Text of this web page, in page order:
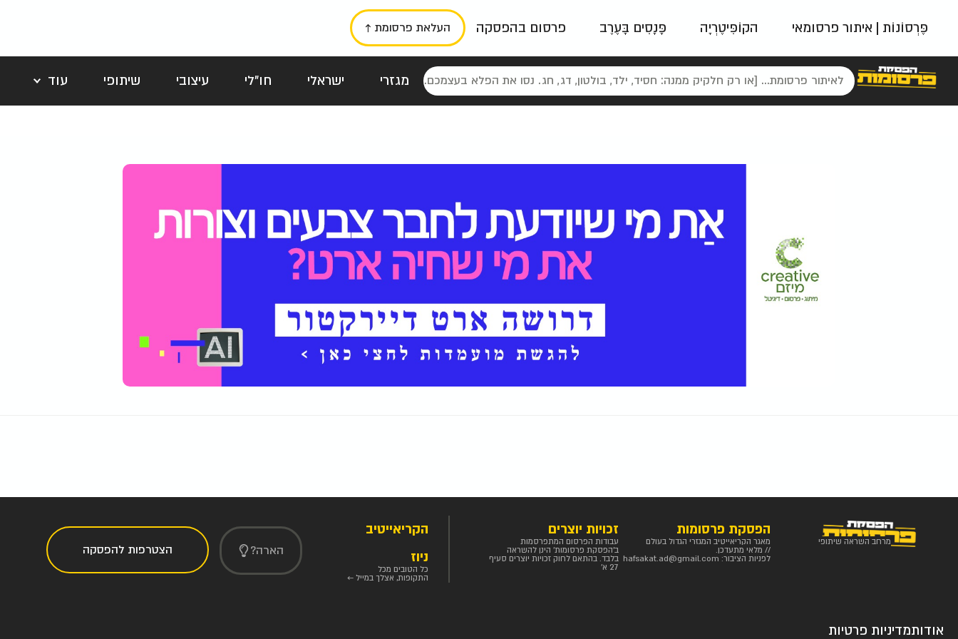
פֶּרְסוֹנוֹת | איתור פרסומאי הקוֹפִּיטֶרְיָה פָּנָסִים בָּעֶרֶב פרסום בהפסקה העלאת פרסומת ↑
מגזרי ישראלי חו"לי עיצובי שיתופי
עוד
פאשן
ניינטיז נוסטלגי כרזות טיפוגרפי
מרחב השראה שיתופי
הפסקת פרסומות
מאגר הקריאייטיב המגזרי הגדול בעולם
// מלאי מתעדכן.
לפניות הציבור: hafsakat.ad@gmail.com
זכויות יוצרים
עבודות הפרסום המתפרסמות
ב'הפסקת פרסומות' הינן להשראה
בלבד. בהתאם לחוק זכויות יוצרים סעיף
27 א'
הקריאייטיב
ניוז
כל הטובים מכל
התקופות, אצלך במייל ←
הארה? הצטרפות להפסקה
אודותמדיניות פרטיות